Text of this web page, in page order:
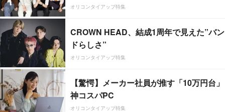
オリコンタイアップ特集
CROWN HEAD、結成1周年で見えた”バン
ドらしさ”
オリコンタイアップ特集
【驚愕】メーカー社員が推す「10万円台」
神コスパPC
オリコンタイアップ特集